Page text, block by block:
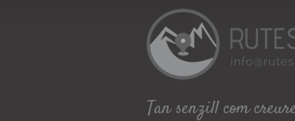
Tan senzill com